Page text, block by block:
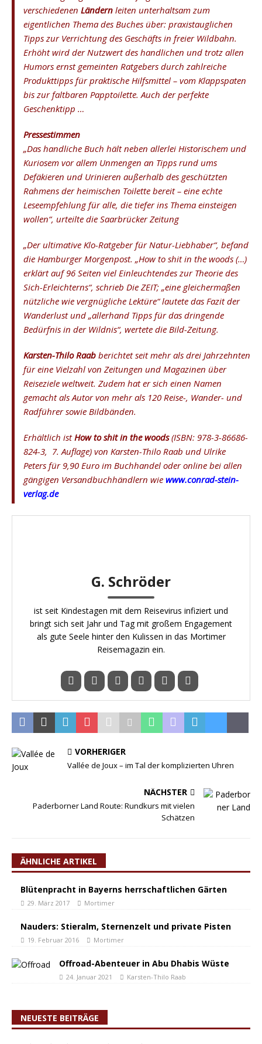
verschiedenen Ländern leiten unterhaltsam zum
eigentlichen Thema des Buches über: praxistauglichen
Tipps zur Verrichtung des Geschäfts in freier Wildbahn.
Erhöht wird der Nutzwert des handlichen und trotz allen
Humors ernst gemeinten Ratgebers durch zahlreiche
Produkttipps für praktische Hilfsmittel – vom Klappspaten
bis zur faltbaren Papptoilette. Auch der perfekte
Geschenktipp …
Pressestimmen
„Das handliche Buch hält neben allerlei Historischem und
Kuriosem vor allem Unmengen an Tipps rund ums
Defäkieren und Urinieren außerhalb des geschützten
Rahmens der heimischen Toilette bereit – eine echte
Leseempfehlung für alle, die tiefer ins Thema einsteigen
wollen“, urteilte die Saarbrücker Zeitung
„Der ultimative Klo-Ratgeber für Natur-Liebhaber“, befand
die Hamburger Morgenpost. „How to shit in the woods (…)
erklärt auf 96 Seiten viel Einleuchtendes zur Theorie des
Sich-Erleichterns“, schrieb Die ZEIT; „eine gleichermaßen
nützliche wie vergnügliche Lektüre“ lautete das Fazit der
Wanderlust und „allerhand Tipps für das dringende
Bedürfnis in der Wildnis“, wertete die Bild-Zeitung.
Karsten-Thilo Raab berichtet seit mehr als drei Jahrzehnten
für eine Vielzahl von Zeitungen und Magazinen über
Reiseziele weltweit. Zudem hat er sich einen Namen
gemacht als Autor von mehr als 120 Reise-, Wander- und
Radführer sowie Bildbänden.
Erhältlich istHow to shit in the woods(ISBN: 978-3-86686-
824-3, 7. Auflage) von Karsten-Thilo Raab und Ulrike
Peters für 9,90 Euro im Buchhandel oder online bei allen
gängigen Versandbuchhändlern wie www.conrad-stein-
verlag.de
G. Schröder
ist seit Kindestagen mit dem Reisevirus infiziert und
bringt sich seit Jahr und Tag mit großem Engagement
als gute Seele hinter den Kulissen in das Mortimer
Reisemagazin ein.
VORHERIGER
Vallée de Joux – im Tal der komplizierten Uhren
NÄCHSTER
Paderborner Land Route: Rundkurs mit vielen
Schätzen
ÄHNLICHE ARTIKEL
Blütenpracht in Bayerns herrschaftlichen Gärten
29. März 2017 Mortimer
Nauders: Stieralm, Sternenzelt und private Pisten
19. Februar 2016 Mortimer
Offroad-Abenteuer in Abu Dhabis Wüste
24. Januar 2021 Karsten-Thilo Raab
NEUESTE BEITRÄGE